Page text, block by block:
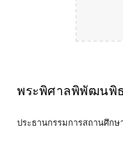
พระพิศาลพิพัฒนพิ
ประธานกรรมการสถานศึกษ